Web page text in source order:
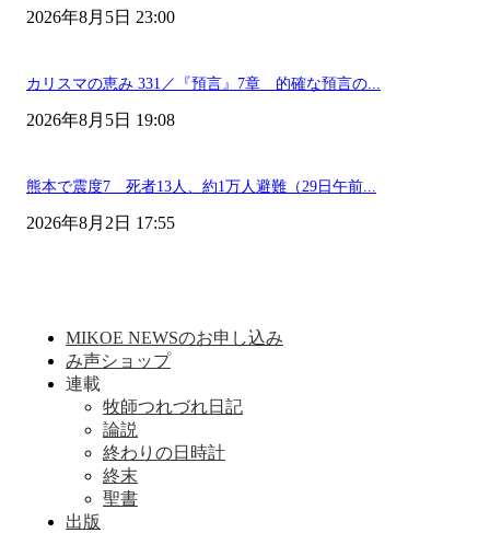
2026年8月5日 23:00
カリスマの恵み 331／『預言』7章 的確な預言の...
2026年8月5日 19:08
熊本で震度7 死者13人、約1万人避難（29日午前...
2026年8月2日 17:55
MIKOE NEWSのお申し込み
み声ショップ
連載
牧師つれづれ日記
論説
終わりの日時計
終末
聖書
出版